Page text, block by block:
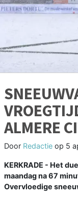
ALMERE
Door Redactie op 5
KERKRADE - Het
maandag na 67
Overvloedige